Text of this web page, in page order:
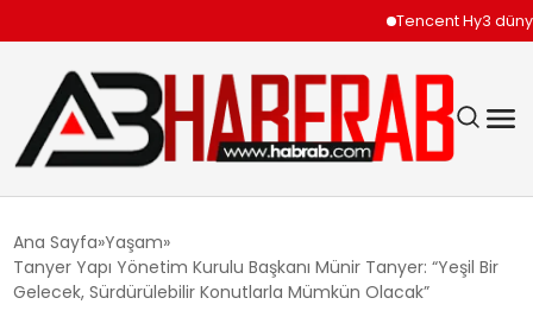
Tencent Hy3 dünya
EKONOMI
Ana Sayfa Yaşam
Tanyer Yapı Yönetim Kurulu Başkanı Münir Tanyer: “Yeşil Bir
Gelecek, Sürdürülebilir Konutlarla Mümkün Olacak”